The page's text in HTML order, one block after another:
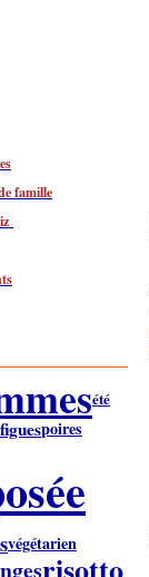
famille
été
figuespoires
végétarien